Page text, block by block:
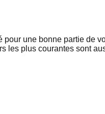
une bonne partie de
les plus courantes sont